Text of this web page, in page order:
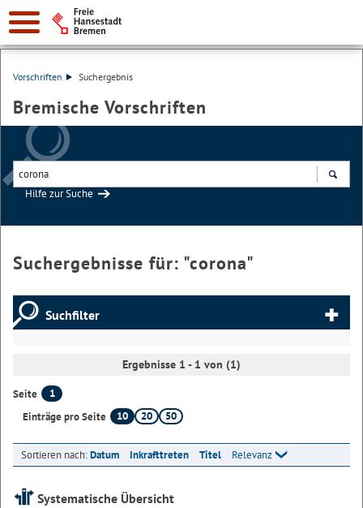
Vorschriften Suchergebnis
Bremische Vorschriften
Hilfe zur Suche
Suchergebnisse für: "corona"
Suchfilter
Ergebnisse 1 - 1 von (1)
Seite
1
Einträge pro Seite
10 20 50
Sortieren nach:Datum Inkrafttreten Titel Relevanz
Systematische Übersicht